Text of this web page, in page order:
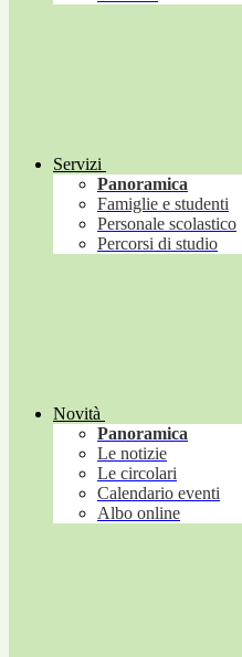
Servizi
Panoramica
Famiglie e studenti
Personale scolastico
Percorsi di studio
Novità
Panoramica
Le notizie
Le circolari
Calendario eventi
Albo online